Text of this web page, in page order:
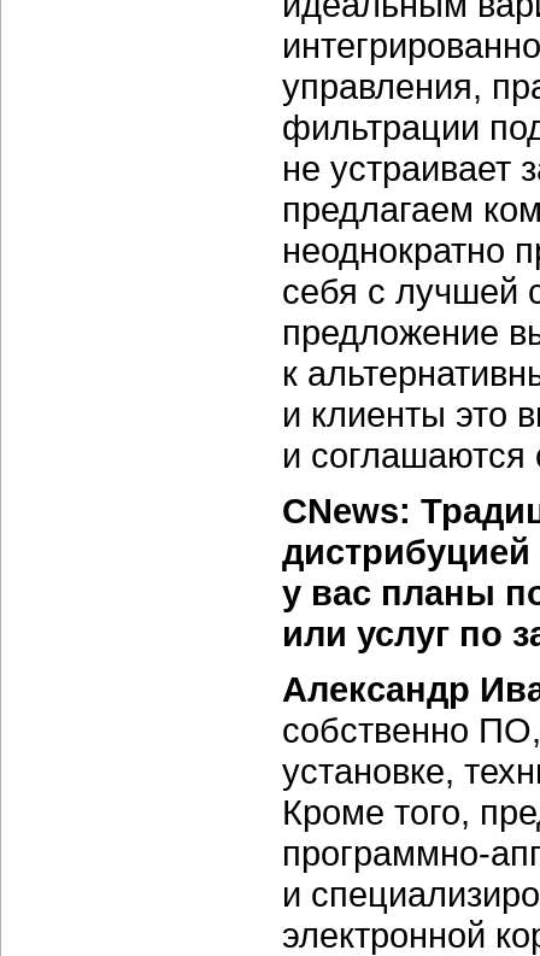
управления,
фильтрации
не устраивает
предлагаем
неоднократно
себя с лучшей
предложение
к
и клиенты это
и соглашаются
CNews:
у вас планы
или услуг по
Александр
собственно
установке,
Кроме того,
программно-
и
электронной